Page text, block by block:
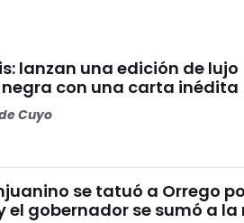
lanzan una edición de lujo
con una carta inédita
Cuyo
se tatuó a Orrego
el gobernador se sumó a